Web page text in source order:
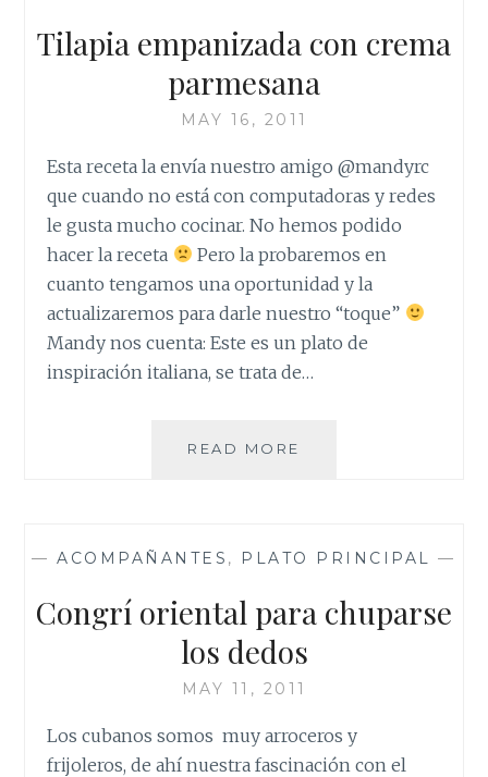
Tilapia empanizada con crema
parmesana
MAY 16, 2011
Esta receta la envía nuestro amigo @mandyrc
que cuando no está con computadoras y redes
le gusta mucho cocinar. No hemos podido
hacer la receta
Pero la probaremos en
cuanto tengamos una oportunidad y la
actualizaremos para darle nuestro “toque”
Mandy nos cuenta: Este es un plato de
inspiración italiana, se trata de…
READ MORE
—ACOMPAÑANTES , PLATO PRINCIPAL —
Congrí oriental para chuparse
los dedos
MAY 11, 2011
Los cubanos somos muy arroceros y
frijoleros, de ahí nuestra fascinación con el